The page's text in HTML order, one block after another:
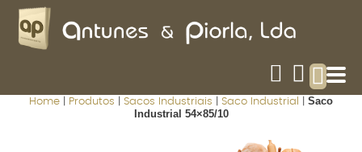
Home Produtos Sacos Industriais Saco Industrial
Saco
Industrial 54×85/10